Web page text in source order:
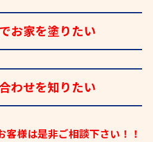
お家を塗りたい
わせを知りたい
客様は是非ご相談下さい！！